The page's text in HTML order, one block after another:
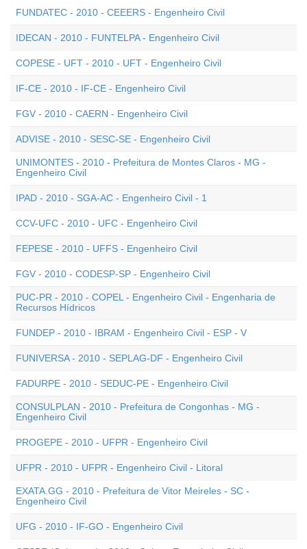
FUNDATEC - 2010 - CEEERS - Engenheiro Civil
IDECAN - 2010 - FUNTELPA - Engenheiro Civil
COPESE - UFT - 2010 - UFT - Engenheiro Civil
IF-CE - 2010 - IF-CE - Engenheiro Civil
FGV - 2010 - CAERN - Engenheiro Civil
ADVISE - 2010 - SESC-SE - Engenheiro Civil
UNIMONTES - 2010 - Prefeitura de Montes Claros - MG -
Engenheiro Civil
IPAD - 2010 - SGA-AC - Engenheiro Civil - 1
CCV-UFC - 2010 - UFC - Engenheiro Civil
FEPESE - 2010 - UFFS - Engenheiro Civil
FGV - 2010 - CODESP-SP - Engenheiro Civil
PUC-PR - 2010 - COPEL - Engenheiro Civil - Engenharia de
Recursos Hídricos
FUNDEP - 2010 - IBRAM - Engenheiro Civil - ESP - V
FUNIVERSA - 2010 - SEPLAG-DF - Engenheiro Civil
FADURPE - 2010 - SEDUC-PE - Engenheiro Civil
CONSULPLAN - 2010 - Prefeitura de Congonhas - MG -
Engenheiro Civil
PROGEPE - 2010 - UFPR - Engenheiro Civil
UFPR - 2010 - UFPR - Engenheiro Civil - Litoral
EXATA.GG - 2010 - Prefeitura de Vitor Meireles - SC -
Engenheiro Civil
UFG - 2010 - IF-GO - Engenheiro Civil